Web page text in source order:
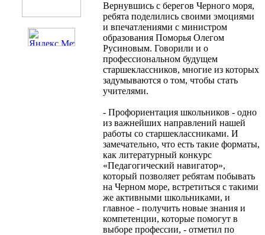
Вернувшись с берегов Черного моря,
ребята поделились своими эмоциями
и впечатлениями с министром
образования Поморья Олегом
Русиновым. Говорили и о
профессиональном будущем
старшеклассников, многие из которых
задумываются о том, чтобы стать
учителями.
- Профориентация школьников - одно
из важнейших направлений нашей
работы со старшеклассниками. И
замечательно, что есть такие форматы,
как литературный конкурс
«Педагогический навигатор»,
который позволяет ребятам побывать
на Черном море, встретиться с такими
же активными школьниками, и
главное - получить новые знания и
компетенции, которые помогут в
выборе профессии, - отметил по